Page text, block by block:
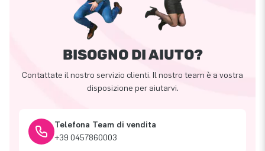
BISOGNO DI AIUTO?
Contattate il nostro servizio clienti. Il nostro team è a vostra
disposizione per aiutarvi.
Telefona Team di vendita
+39 0457860003